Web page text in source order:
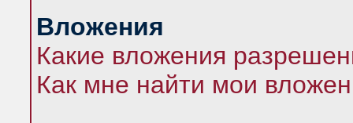
Вложения
Какие вложения
Как мне найти мои